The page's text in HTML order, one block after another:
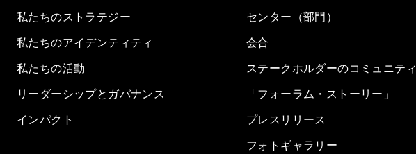
私たちのストラテジー
私たちのアイデンティティ
私たちの活動
リーダーシップとガバナンス
インパクト
センター（部門）
会合
ステークホルダーのコミュニティ
「フォーラム・ストーリー」
プレスリリース
フォトギャラリー